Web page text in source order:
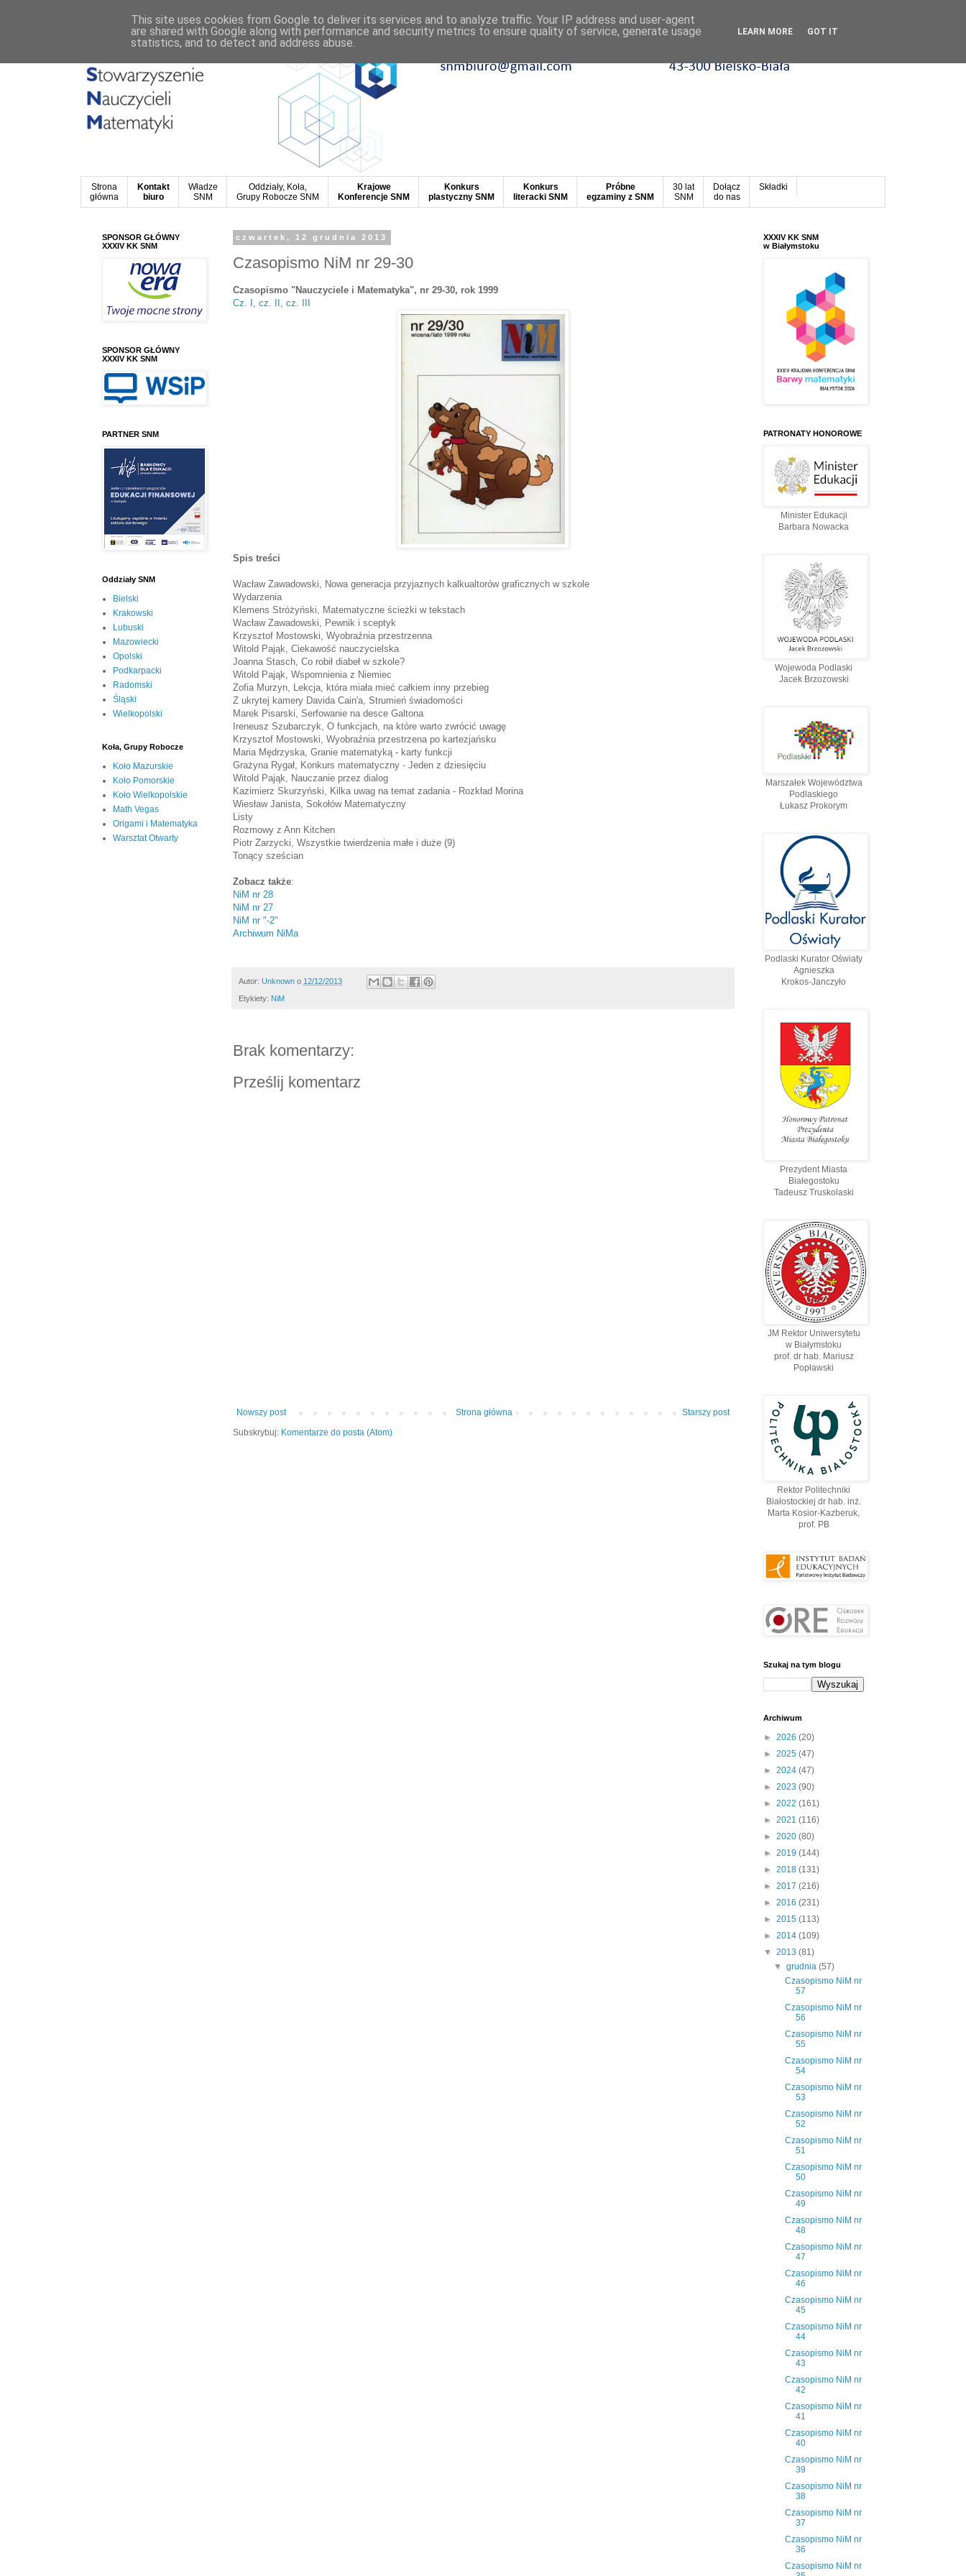
Strona
główna
Kontakt
biuro
Władze
SNM
Oddziały, Koła,
Grupy Robocze SNM
Krajowe
Konferencje SNM
Konkurs
plastyczny SNM
Konkurs
literacki SNM
Próbne
egzaminy z SNM
30 lat
SNM
Dołącz
do nas
Składki
czwartek, 12 grudnia 2013
Czasopismo NiM nr 29-30
Czasopismo "Nauczyciele i Matematyka", nr 29-30, rok 1999
Cz. I , cz. II , cz. III
Spis treści
Wacław Zawadowski, Nowa generacja przyjaznych kalkualtorów graficznych w szkole
Wydarzenia
Klemens Stróżyński, Matematyczne ścieżki w tekstach
Wacław Zawadowski, Pewnik i sceptyk
Krzysztof Mostowski, Wyobraźnia przestrzenna
Witold Pająk, Ciekawość nauczycielska
Joanna Stasch, Co robił diabeł w szkole?
Witold Pająk, Wspomnienia z Niemiec
Zofia Murzyn, Lekcja, która miała mieć całkiem inny przebieg
Z ukrytej kamery Davida Cain'a, Strumień świadomości
Marek Pisarski, Serfowanie na desce Galtona
Ireneusz Szubarczyk, O funkcjach, na które warto zwrócić uwagę
Krzysztof Mostowski, Wyobraźnia przestrzena po kartezjańsku
Maria Mędrzyska, Granie matematyką - karty funkcji
Grażyna Rygał, Konkurs matematyczny - Jeden z dziesięciu
Witold Pająk, Nauczanie przez dialog
Kazimierz Skurzyński, Kilka uwag na temat zadania - Rozkład Morina
Wiesław Janista, Sokołów Matematyczny
Listy
Rozmowy z Ann Kitchen
Piotr Zarzycki, Wszystkie twierdzenia małe i duże (9)
Tonący sześcian
Zobacz także:
NiM nr 28
NiM nr 27
NiM nr "-2"
Archiwum NiMa
Autor: Unknown o 12/12/2013
Etykiety: NiM
Brak komentarzy:
Prześlij komentarz
Nowszy post Starszy post
Strona główna
Subskrybuj: Komentarze do posta (Atom)
SPONSOR GŁÓWNY
XXXIV KK SNM
SPONSOR GŁÓWNY
XXXIV KK SNM
PARTNER SNM
Oddziały SNM
Bielski
Krakowski
Lubuski
Mazowiecki
Opolski
Podkarpacki
Radomski
Śląski
Wielkopolski
Koła, Grupy Robocze
Koło Mazurskie
Koło Pomorskie
Koło Wielkopolskie
Math Vegas
Origami i Matematyka
Warsztat Otwarty
XXXIV KK SNM
w Białymstoku
PATRONATY HONOROWE
Minister Edukacji
Barbara Nowacka
Wojewoda Podlaski
Jacek Brzozowski
Marszałek Województwa
Podlaskiego
Łukasz Prokorym
Podlaski Kurator Oświaty
Agnieszka
Krokos-Janczyło
Prezydent Miasta
Białegostoku
Tadeusz Truskolaski
JM Rektor Uniwersytetu
w Białymstoku
prof. dr hab. Mariusz
Popławski
Rektor Politechniki
Białostockiej dr hab. inż.
Marta Kosior-Kazberuk,
prof. PВ
Szukaj na tym blogu
Archiwum
► 2026 (20)
► 2025 (47)
► 2024 (47)
► 2023 (90)
► 2022 (161)
► 2021 (116)
► 2020 (80)
► 2019 (144)
► 2018 (131)
► 2017 (216)
► 2016 (231)
► 2015 (113)
► 2014 (109)
▼ 2013 (81)
▼grudnia(57)
Czasopismo NiM nr
57
Czasopismo NiM nr
56
Czasopismo NiM nr
55
Czasopismo NiM nr
54
Czasopismo NiM nr
53
Czasopismo NiM nr
52
Czasopismo NiM nr
51
Czasopismo NiM nr
50
Czasopismo NiM nr
49
Czasopismo NiM nr
48
Czasopismo NiM nr
47
Czasopismo NiM nr
46
Czasopismo NiM nr
45
Czasopismo NiM nr
44
Czasopismo NiM nr
43
Czasopismo NiM nr
42
Czasopismo NiM nr
41
Czasopismo NiM nr
40
Czasopismo NiM nr
39
Czasopismo NiM nr
38
Czasopismo NiM nr
37
Czasopismo NiM nr
36
Czasopismo NiM nr
This site uses cookies from Google to deliver its services and to analyze traffic. Your IP address and user-agent
are shared with Google along with performance and security metrics to ensure quality of service, generate usage
statistics, and to detect and address abuse.
LEARN MORE GOT IT